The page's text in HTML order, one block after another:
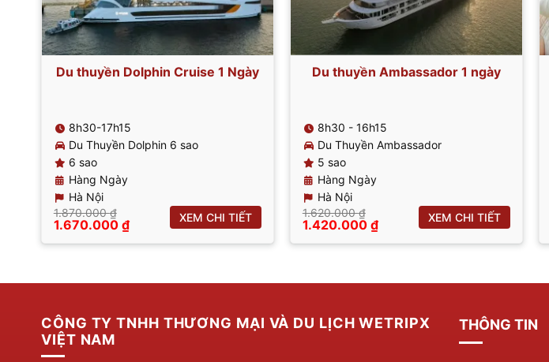
Du thuyền Dolphin Cruise 1 Ngày
8h30-17h15
Du Thuyền Dolphin 6 sao
6 sao
Hàng Ngày
Hà Nội
1.870.000₫
Giá
là:
1.670.000 ₫Giá
hiện
tại
XEM CHI TIẾT
Du thuyền Ambassador 1 ngày
8h30 - 16h15
Du Thuyền Ambassador
5 sao
Hàng Ngày
Hà Nội
1.620.000₫
Giá
là:
1.420.000 ₫Giá
hiện
tại
XEM CHI TIẾT
CÔNG TY TNHH THƯƠNG MẠI VÀ DU LỊCH WETRIPX
VIỆT NAM
THÔNG TIN